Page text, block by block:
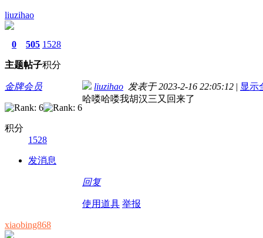
liuzihao
0
主题
505
帖子
1528
积分
金牌会员
积分
1528
发消息
liuzihao 发表于 2023-2-16 22:05:12 | 显示
哈喽哈喽我胡汉三又回来了
回复
使用道具 举报
xiaobing868